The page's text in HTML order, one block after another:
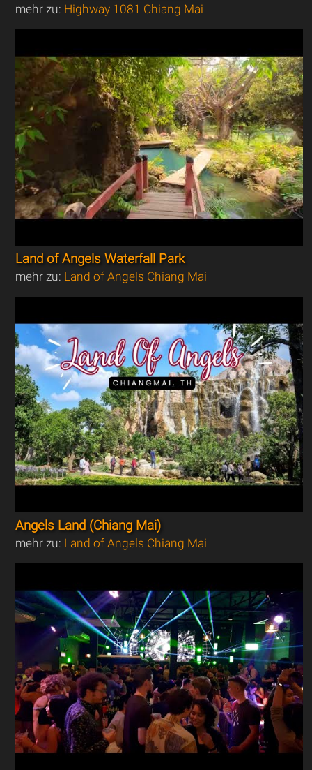
mehr zu: Highway 1081 Chiang Mai
Land of Angels Waterfall Park
mehr zu: Land of Angels Chiang Mai
Angels Land (Chiang Mai)
mehr zu: Land of Angels Chiang Mai